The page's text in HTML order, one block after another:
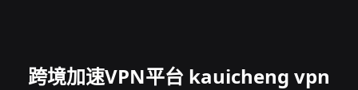
跨境加速VPN平台 kauicheng vpn